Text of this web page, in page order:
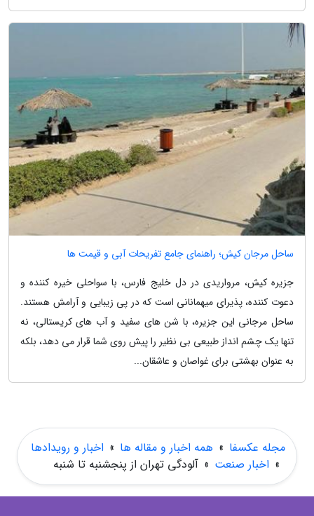
ساحل مرجان کیش؛ راهنمای جامع تفریحات آبی و قیمت ها
جزیره کیش، مرواریدی در دل خلیج فارس، با سواحلی خیره کننده و
دعوت کننده، پذیرای میهمانانی است که در پی زیبایی و آرامش هستند.
ساحل مرجانی این جزیره، با شن های سفید و آب های کریستالی، نه
تنها یک چشم انداز طبیعی بی نظیر را پیش روی شما قرار می دهد، بلکه
به عنوان بهشتی برای غواصان و عاشقان...
مجله عکسفا » همه اخبار و مقاله ها » اخبار و رویدادها
» اخبار صنعت » آلودگی تهران از پنجشنبه تا شنبه